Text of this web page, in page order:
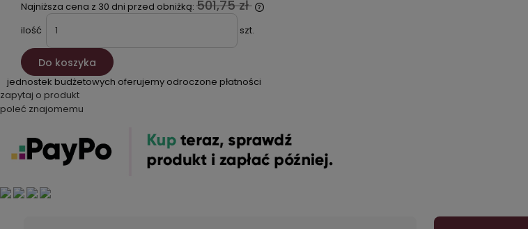
Najniższa cena z 30 dni przed obniżką:501,75 zł
ilość szt.
Do koszyka
jednostek budżetowych oferujemy odroczone płatności
zapytaj o produkt
poleć znajomemu